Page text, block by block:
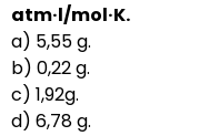
atm·l/mol·K.
a) 5,55 g.
b) 0,22 g.
c) 1,92g.
d) 6,78 g.